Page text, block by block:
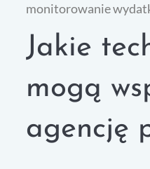
monitorowanie
Jakie
mogą
agencję